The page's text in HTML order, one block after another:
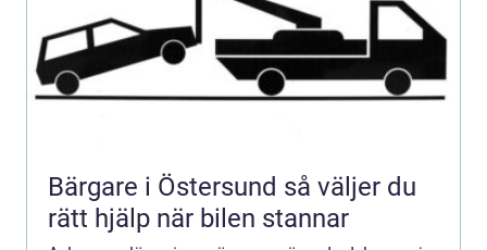
Bärgare i Östersund så väljer du
rätt hjälp när bilen stannar